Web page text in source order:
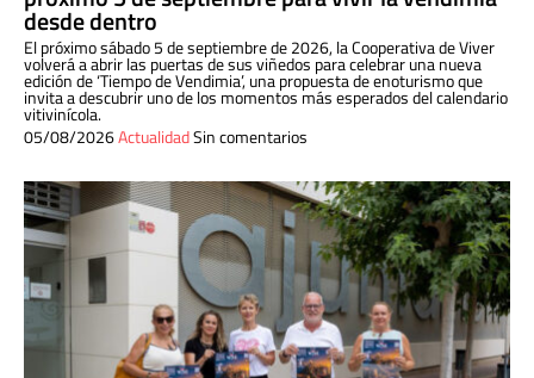
desde dentro
El próximo sábado 5 de septiembre de 2026, la Cooperativa de Viver
volverá a abrir las puertas de sus viñedos para celebrar una nueva
edición de ‘Tiempo de Vendimia’, una propuesta de enoturismo que
invita a descubrir uno de los momentos más esperados del calendario
vitivinícola.
05/08/2026ActualidadSin comentarios